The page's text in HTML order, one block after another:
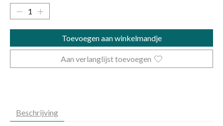
Toevoegen aan winkelmandje
Aan verlanglijst toevoegen
Beschrijving